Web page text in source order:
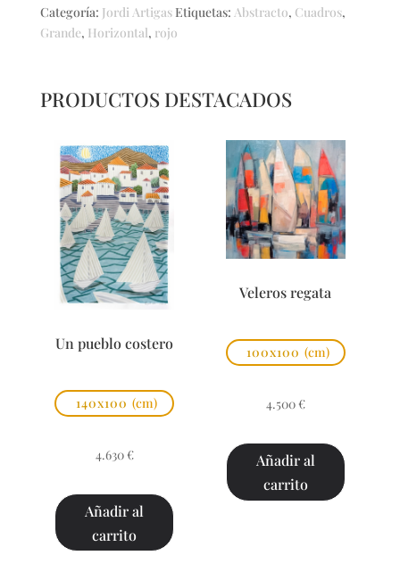
Categoría: Jordi Artigas Etiquetas: Abstracto, Cuadros,
Grande, Horizontal, rojo
PRODUCTOS DESTACADOS
Un pueblo costero
140x100 (cm)
4.630 €
Añadir al
carrito
Veleros regata
100x100 (cm)
4.500 €
Añadir al
carrito